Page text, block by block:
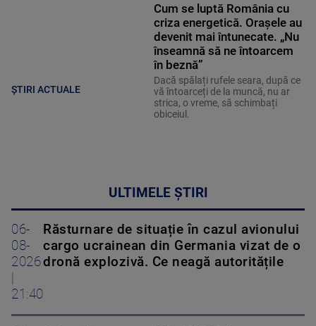
ȘTIRI ACTUALE
Cum se luptă România cu
criza energetică. Orașele au
devenit mai întunecate. „Nu
înseamnă să ne întoarcem
în beznă”
Dacă spălați rufele seara, după ce
vă întoarceți de la muncă, nu ar
strica, o vreme, să schimbați
obiceiul.
ULTIMELE ȘTIRI
06-
08-
2026
21:40
Răsturnare de situație în cazul avionului
cargo ucrainean din Germania vizat de o
dronă explozivă. Ce neagă autoritățile